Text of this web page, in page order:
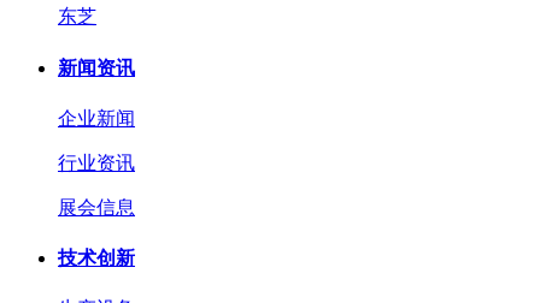
东芝
新闻资讯
企业新闻
行业资讯
展会信息
技术创新